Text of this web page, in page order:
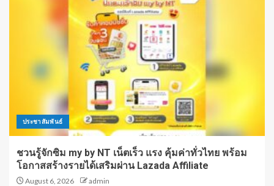
ประชาสัมพันธ์
ชวนรู้จักซิม my by NT เน็ตเร็ว แรง คุ้มค่าทั่วไทย พร้อม
โอกาสสร้างรายได้เสริมผ่าน Lazada Affiliate
August 6, 2026 admin